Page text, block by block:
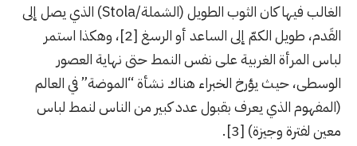
الغالب فيها كان الثوب الطويل (الشملة/Stola) الذي يصل إلى
القَدم، طويل الكمّ إلى الساعد أو الرسغ [2]، وهكذا استمر
لباس المرأة الغربية على نفس النمط حتى نهاية العصور
الوسطى، حيث يؤرخ الخبراء هناك نشأة “الموضة” في العالم
(المفهوم الذي يعرف بقبول عدد كبير من الناس لنمط لباس
معين لفترة وجيزة) [3].